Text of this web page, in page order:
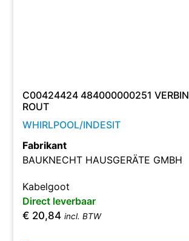
C00424424 484000000251
ROUT
WHIRLPOOL/INDESIT
Fabrikant
BAUKNECHT HAUSGERÄTE GMBH
Kabelgoot
Direct leverbaar
€ 20,84 incl. BTW